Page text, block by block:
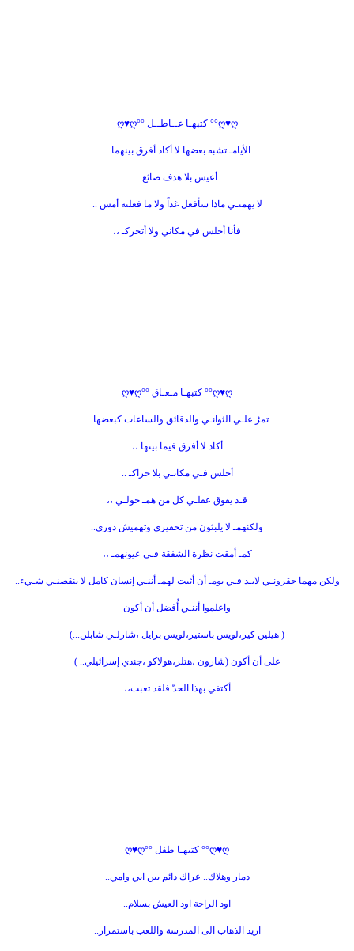
ღ♥ღ°° كتبهـا عــاطــل °°ღ♥ღ
الأيامـ تشبه بعضها لا أكاد أفرق بينهما ..
أعيش بلا هدف ضائع..
لا يهمنـي ماذا سأفعل غداً ولا ما فعلته أمس ..
فأنا أجلس في مكاني ولا أتحركـ ،،
ღ♥ღ°° كتبهـا مـعـاق °°ღ♥ღ
تمرُ علـي الثوانـي والدقائق والساعات كبعضها ..
أكاد لا أفرق فيما بينها ،،
أجلس فـي مكانـي بلا حراكـ ..
قـد يفوق عقلـي كل من همـ حولـي ،،
ولكنهمـ لا يلبثون من تحقيري وتهميش دوري..
كمـ أمقت نظرة الشفقة فـي عيونهمـ ،،
ولكن مهما حقرونـي لابـد فـي يومـ أن أثبت لهمـ أننـي إنسان كامل لا ينقصنـي شـيء..
واعلموا أننـي أُفضل أن أكون
( هيلين كير،لويس باستير،لويس برايل ،شارلـي شابلن...)
على أن أكون (شارون ،هتلر،هولاكو ،جندي إسرائيلي.. )
أكتفي بهذا الحدّ فلقد تعبت،،
ღ♥ღ°° كتبهـا طفل °°ღ♥ღ
دمار وهلاك.. عراك دائم بين ابي وامي..
اود الراحة اود العيش بسلام..
اريد الذهاب الى المدرسة واللعب باستمرار..